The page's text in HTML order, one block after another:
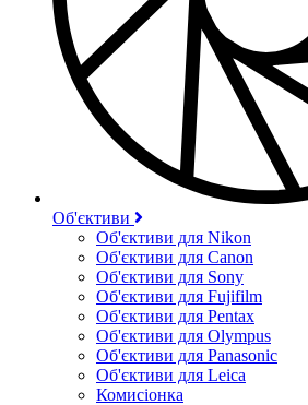
Об'єктиви
Об'єктиви для Nikon
Об'єктиви для Canon
Об'єктиви для Sony
Об'єктиви для Fujifilm
Об'єктиви для Pentax
Об'єктиви для Olympus
Об'єктиви для Panasonic
Об'єктиви для Leica
Комисіонка